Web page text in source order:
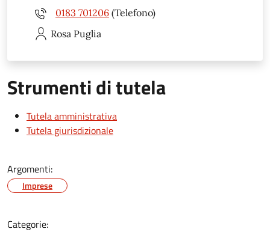
0183 701206 (Telefono)
Rosa Puglia
Strumenti di tutela
Tutela amministrativa
Tutela giurisdizionale
Argomenti:
Imprese
Categorie: